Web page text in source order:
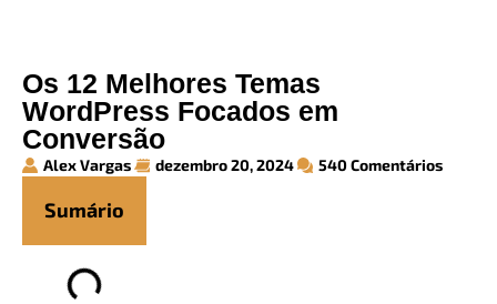
Os 12 Melhores Temas
WordPress Focados em
Conversão
Alex Vargas dezembro 20, 2024 540 Comentários
Sumário